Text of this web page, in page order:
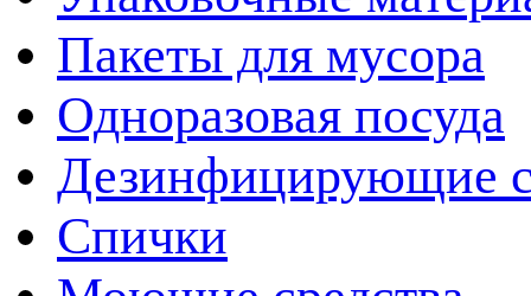
Пакеты для мусора
Одноразовая посуда
Дезинфицирующие
Спички